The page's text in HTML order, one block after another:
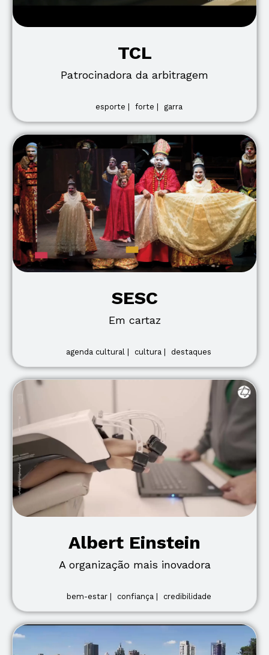
TCL
Patrocinadora da arbitragem
esporte | forte | garra
SESC
Em cartaz
agenda cultural | cultura | destaques
Albert Einstein
A organização mais inovadora
bem-estar | confiança | credibilidade